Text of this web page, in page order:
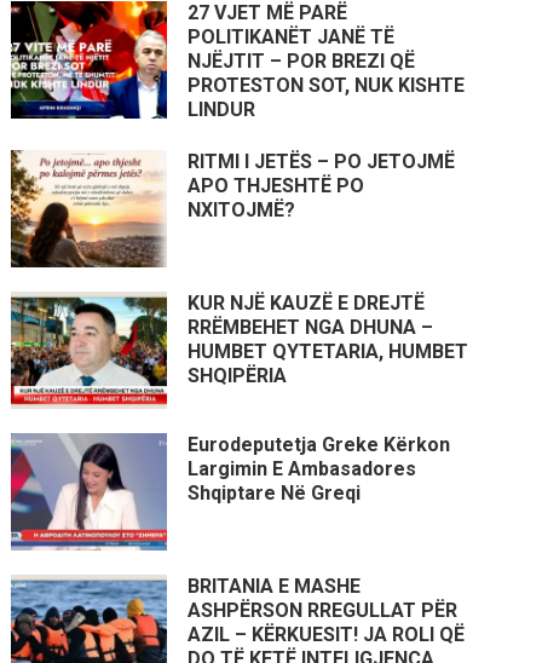
27 VJET MË PARË
POLITIKANËT JANË TË
NJËJTIT – POR BREZI QË
PROTESTON SOT, NUK KISHTE
LINDUR
RITMI I JETËS – PO JETOJMË
APO THJESHTË PO
NXITOJMË?
KUR NJË KAUZË E DREJTË
RRËMBEHET NGA DHUNA –
HUMBET QYTETARIA, HUMBET
SHQIPËRIA
Eurodeputetja Greke Kërkon
Largimin E Ambasadores
Shqiptare Në Greqi
BRITANIA E MASHE
ASHPËRSON RREGULLAT PËR
AZIL – KËRKUESIT! JA ROLI QË
DO TË KETË INTELIGJENCA